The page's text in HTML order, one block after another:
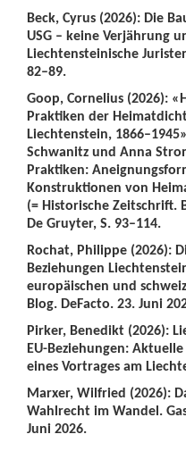
Beck, Cyrus (2026): Die
USG – keine Verjährung
Liechtensteinische
82–89.
Goop, Cornelius (2026):
Praktiken der
Liechtenstein,
Schwanitz und Anna
Praktiken:
Konstruktionen von
(= Historische Zeitschrift.
De Gruyter, S. 93–114.
Rochat, Philippe (2026):
Beziehungen
europäischen und
Blog. DeFacto. 23. Juni
Pirker, Benedikt (2026):
EU-Beziehungen:
eines Vortrages am
Marxer, Wilfried (2026):
Wahlrecht im Wandel.
Juni 2026.